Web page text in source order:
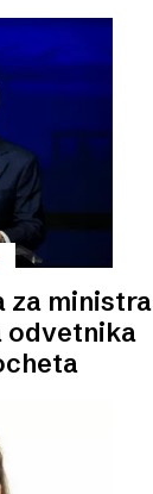
za ministra
odvetnika